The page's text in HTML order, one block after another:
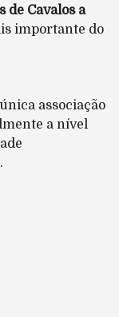
de Cavalos a
importante do
associação
a nível